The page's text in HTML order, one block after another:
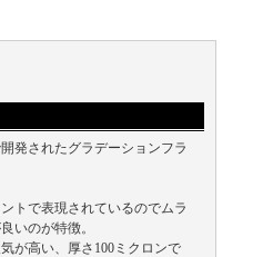
発されたグラデーションフラ
トで表現されているのでムラ
いのが特徴。
が高い、厚さ100ミクロンで